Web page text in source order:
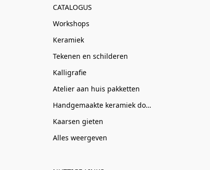
CATALOGUS
Workshops
Keramiek
Tekenen en schilderen
Kalligrafie
Atelier aan huis pakketten
Handgemaakte keramiek door Clay-Obscuur
Kaarsen gieten
Alles weergeven